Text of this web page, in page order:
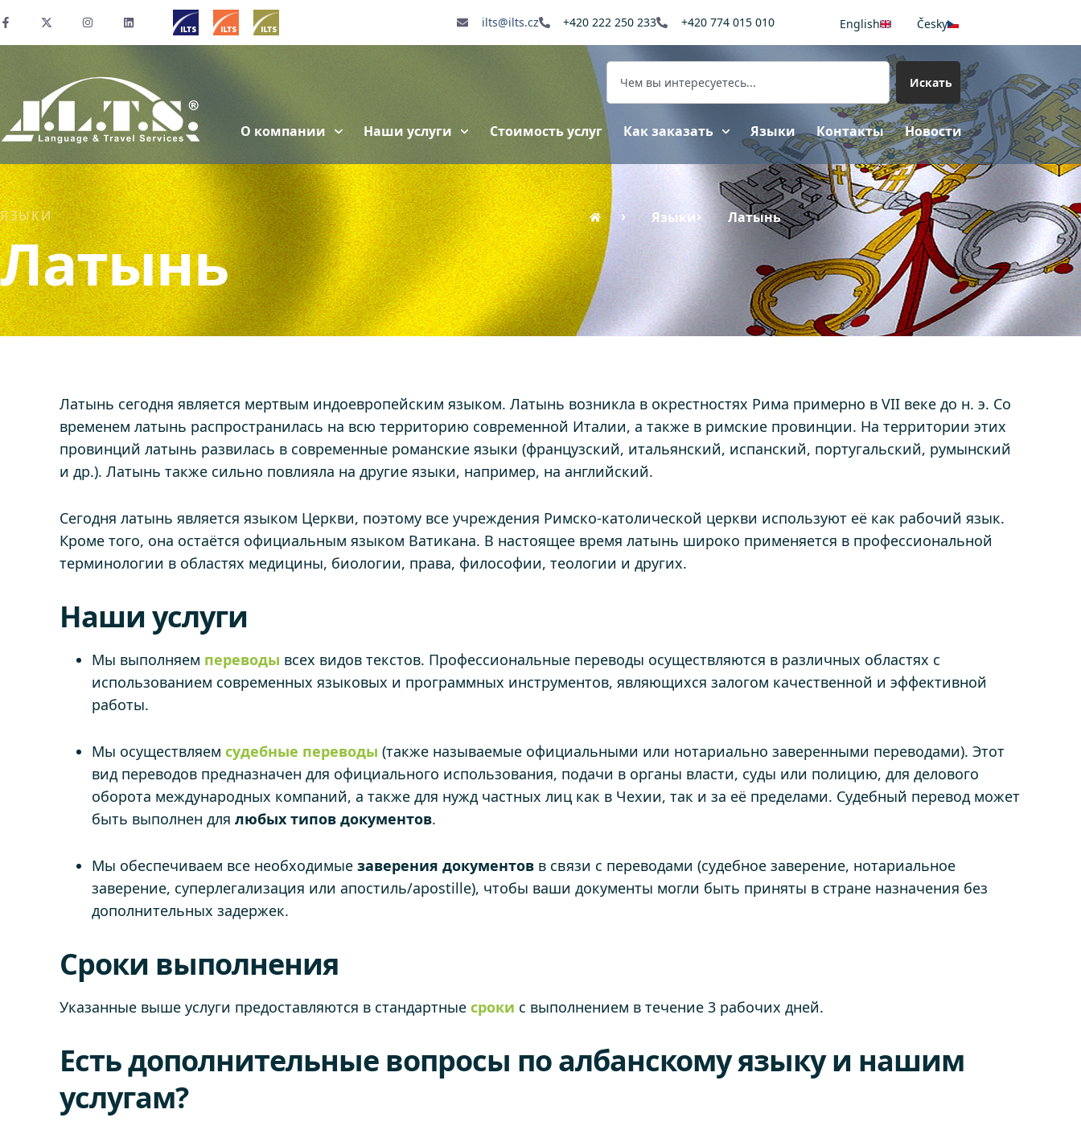
ilts@ilts.cz +420 222 250 233 +420 774 015 010 English Česky
Искать
О компании Наши услуги Стоимость услуг Как заказать Языки Контакты Новости
ЯЗЫКИ
Латынь
Языки Латынь
Латынь сегодня является мертвым индоевропейским языком. Латынь возникла в окрестностях Рима примерно в VII веке до н. э. Со
временем латынь распространилась на всю территорию современной Италии, а также в римские провинции. На территории этих
провинций латынь развилась в современные романские языки (французский, итальянский, испанский, португальский, румынский
и др.). Латынь также сильно повлияла на другие языки, например, на английский.
Сегодня латынь является языком Церкви, поэтому все учреждения Римско-католической церкви используют её как рабочий язык.
Кроме того, она остаётся официальным языком Ватикана. В настоящее время латынь широко применяется в профессиональной
терминологии в областях медицины, биологии, права, философии, теологии и других.
Наши услуги
Мы выполняем переводы всех видов текстов. Профессиональные переводы осуществляются в различных областях с
использованием современных языковых и программных инструментов, являющихся залогом качественной и эффективной
работы.
Мы осуществляем судебные переводы (также называемые официальными или нотариально заверенными переводами). Этот
вид переводов предназначен для официального использования, подачи в органы власти, суды или полицию, для делового
оборота международных компаний, а также для нужд частных лиц как в Чехии, так и за её пределами. Судебный перевод может
быть выполнен для любых типов документов.
Мы обеспечиваем все необходимые заверения документов в связи с переводами (судебное заверение, нотариальное
заверение, суперлегализация или апостиль/apostille), чтобы ваши документы могли быть приняты в стране назначения без
дополнительных задержек.
Сроки выполнения
Указанные выше услуги предоставляются в стандартные сроки с выполнением в течение 3 рабочих дней.
Есть дополнительные вопросы по албанскому языку и нашим
услугам?